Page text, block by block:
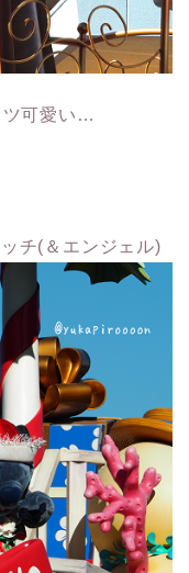
ツ可愛い…
チ(＆エンジェル)